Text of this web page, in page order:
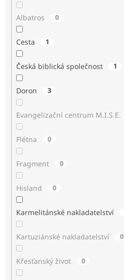
Albatros 0
Cesta 1
Česká biblická společnost 1
Doron 3
Evangelizační centrum M.I.S.E.
Flétna 0
Fragment 0
Hisland 0
Karmelitánské nakladatelství
Kartuziánské nakladatelství 0
Křesťanský život 0